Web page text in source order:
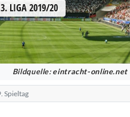
3. LIGA 2019/20
Bildquelle: eintracht-online.net
Spieltag